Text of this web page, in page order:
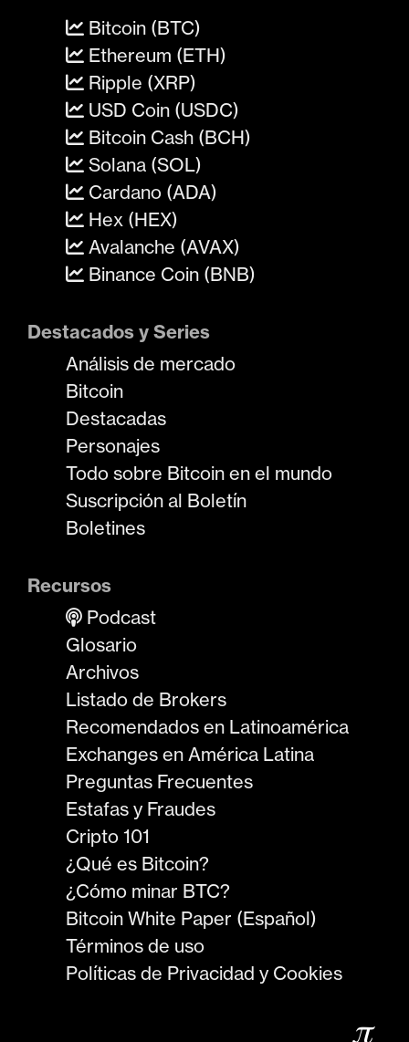
Bitcoin (BTC)
Ethereum (ETH)
Ripple (XRP)
USD Coin (USDC)
Bitcoin Cash (BCH)
Solana (SOL)
Cardano (ADA)
Hex (HEX)
Avalanche (AVAX)
Binance Coin (BNB)
Destacados y Series
Análisis de mercado
Bitcoin
Destacadas
Personajes
Todo sobre Bitcoin en el mundo
Suscripción al Boletín
Boletines
Recursos
Podcast
Glosario
Archivos
Listado de Brokers
Recomendados en Latinoamérica
Exchanges en América Latina
Preguntas Frecuentes
Estafas y Fraudes
Cripto 101
¿Qué es Bitcoin?
¿Cómo minar BTC?
Bitcoin White Paper (Español)
Términos de uso
Políticas de Privacidad y Cookies
𝜋